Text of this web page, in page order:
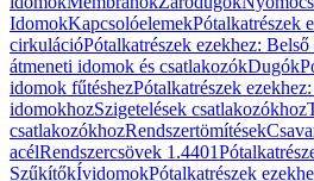
IdomokKapcsolóelemekPótalkatrészek
cirkulációPótalkatrészek ezekhez:
átmeneti idomok és csatlakozókDugók
idomok fűtéshezPótalkatrészek
idomokhozSzigetelések csatlakozókhoz
csatlakozókhozRendszertömítések
acélRendszercsövek 1.4401
SzűkítőkÍvidomokPótalkatrészek